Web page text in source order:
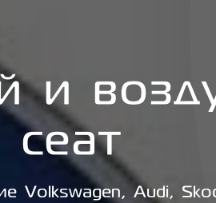
и
сеат
Audi,